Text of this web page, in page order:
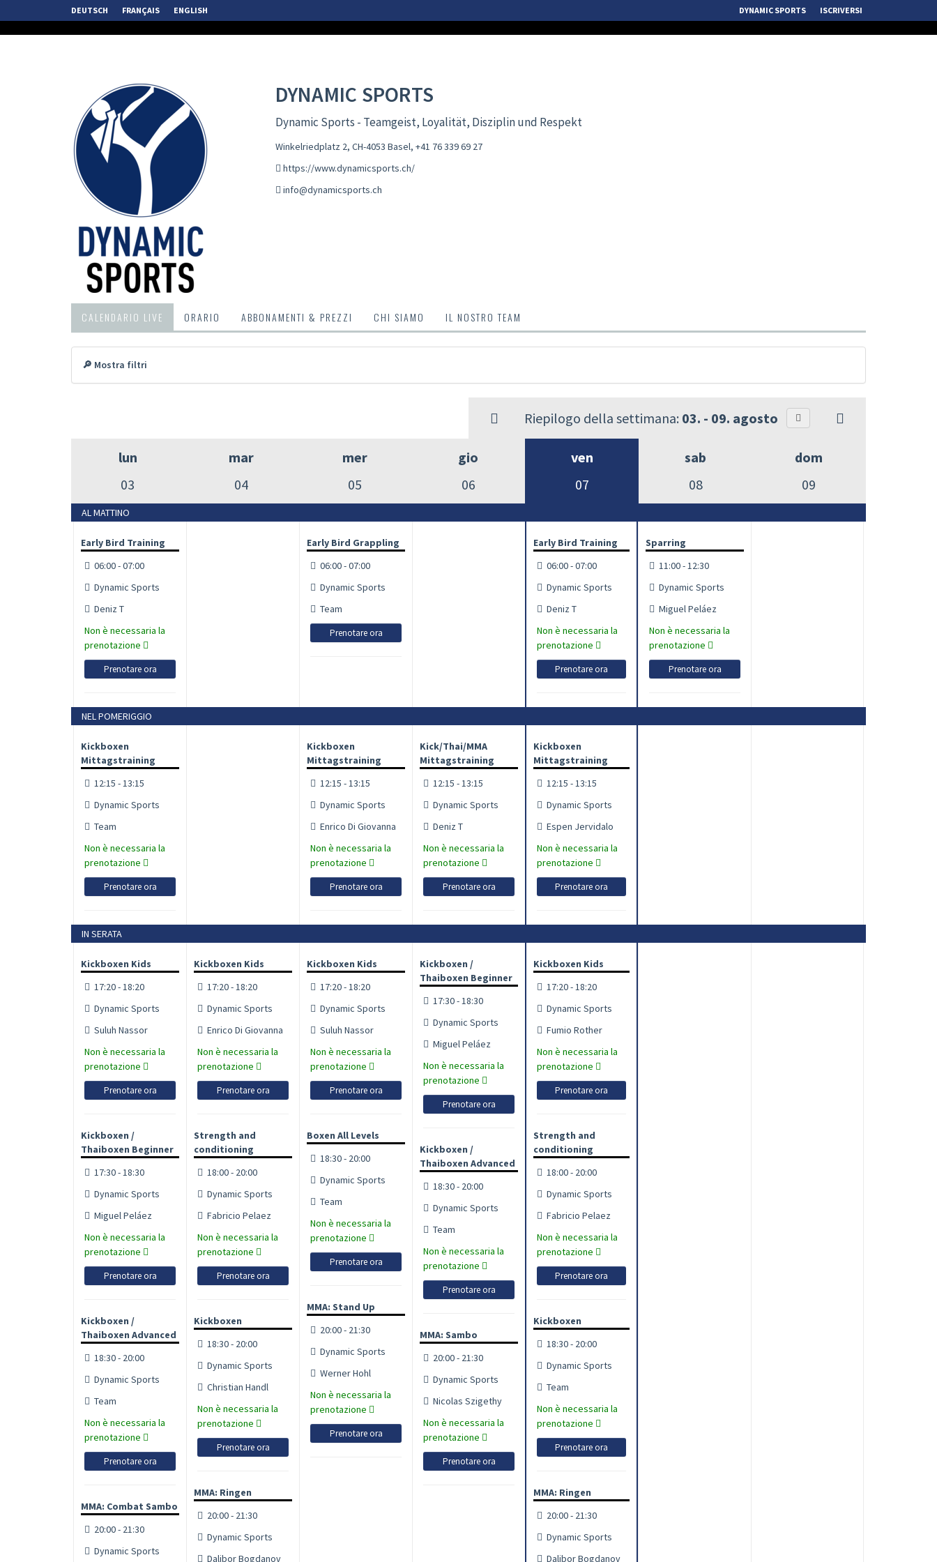
DEUTSCH FRANÇAIS ENGLISH DYNAMIC SPORTS ISCRIVERSI
DYNAMIC SPORTS
Dynamic Sports - Teamgeist, Loyalität, Disziplin und Respekt
Winkelriedplatz 2, CH-4053 Basel, +41 76 339 69 27
https://www.dynamicsports.ch/
info@dynamicsports.ch
CALENDARIO LIVE ORARIO ABBONAMENTI & PREZZI CHI SIAMO IL NOSTRO TEAM
🔎 Mostra filtri
Riepilogo della settimana: 03. - 09. agosto
lun
03
mar
04
mer
05
gio
06
ven
07
sab
08
dom
09
AL MATTINO
Early Bird Training
06:00 - 07:00
Dynamic Sports
Deniz T
Non è necessaria la
prenotazione
Prenotare ora
Early Bird Grappling
06:00 - 07:00
Dynamic Sports
Team
Prenotare ora
Early Bird Training
06:00 - 07:00
Dynamic Sports
Deniz T
Non è necessaria la
prenotazione
Prenotare ora
Sparring
11:00 - 12:30
Dynamic Sports
Miguel Peláez
Non è necessaria la
prenotazione
Prenotare ora
NEL POMERIGGIO
Kickboxen
Mittagstraining
12:15 - 13:15
Dynamic Sports
Team
Non è necessaria la
prenotazione
Prenotare ora
Kickboxen
Mittagstraining
12:15 - 13:15
Dynamic Sports
Enrico Di Giovanna
Non è necessaria la
prenotazione
Prenotare ora
Kick/Thai/MMA
Mittagstraining
12:15 - 13:15
Dynamic Sports
Deniz T
Non è necessaria la
prenotazione
Prenotare ora
Kickboxen
Mittagstraining
12:15 - 13:15
Dynamic Sports
Espen Jervidalo
Non è necessaria la
prenotazione
Prenotare ora
IN SERATA
Kickboxen Kids
17:20 - 18:20
Dynamic Sports
Suluh Nassor
Non è necessaria la
prenotazione
Prenotare ora
Kickboxen /
Thaiboxen Beginner
17:30 - 18:30
Dynamic Sports
Miguel Peláez
Non è necessaria la
prenotazione
Prenotare ora
Kickboxen /
Thaiboxen Advanced
18:30 - 20:00
Dynamic Sports
Team
Non è necessaria la
prenotazione
Prenotare ora
MMA: Combat Sambo
20:00 - 21:30
Dynamic Sports
Kickboxen Kids
17:20 - 18:20
Dynamic Sports
Enrico Di Giovanna
Non è necessaria la
prenotazione
Prenotare ora
Strength and
conditioning
18:00 - 20:00
Dynamic Sports
Fabricio Pelaez
Non è necessaria la
prenotazione
Prenotare ora
Kickboxen
18:30 - 20:00
Dynamic Sports
Christian Handl
Non è necessaria la
prenotazione
Prenotare ora
MMA: Ringen
20:00 - 21:30
Dynamic Sports
Dalibor Bogdanov
Kickboxen Kids
17:20 - 18:20
Dynamic Sports
Suluh Nassor
Non è necessaria la
prenotazione
Prenotare ora
Boxen All Levels
18:30 - 20:00
Dynamic Sports
Team
Non è necessaria la
prenotazione
Prenotare ora
MMA: Stand Up
20:00 - 21:30
Dynamic Sports
Werner Hohl
Non è necessaria la
prenotazione
Prenotare ora
Kickboxen /
Thaiboxen Beginner
17:30 - 18:30
Dynamic Sports
Miguel Peláez
Non è necessaria la
prenotazione
Prenotare ora
Kickboxen /
Thaiboxen Advanced
18:30 - 20:00
Dynamic Sports
Team
Non è necessaria la
prenotazione
Prenotare ora
MMA: Sambo
20:00 - 21:30
Dynamic Sports
Nicolas Szigethy
Non è necessaria la
prenotazione
Prenotare ora
Kickboxen Kids
17:20 - 18:20
Dynamic Sports
Fumio Rother
Non è necessaria la
prenotazione
Prenotare ora
Strength and
conditioning
18:00 - 20:00
Dynamic Sports
Fabricio Pelaez
Non è necessaria la
prenotazione
Prenotare ora
Kickboxen
18:30 - 20:00
Dynamic Sports
Team
Non è necessaria la
prenotazione
Prenotare ora
MMA: Ringen
20:00 - 21:30
Dynamic Sports
Dalibor Bogdanov